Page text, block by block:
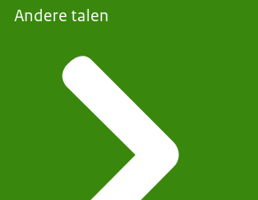
Andere talen